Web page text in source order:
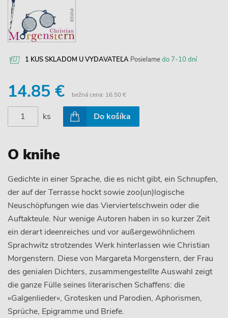
1 KUS SKLADOM U VYDAVATEĽA Posielamedo 7-10 dní
14.85 € bežná cena: 16.50 €
ks Do košíka
O knihe
Gedichte in einer Sprache, die es nicht gibt, ein Schnupfen,
der auf der Terrasse hockt sowie zoo(un)logische
Neuschöpfungen wie das Vierviertelschwein oder die
Auftakteule. Nur wenige Autoren haben in so kurzer Zeit
ein derart ideenreiches und vor außergewöhnlichem
Sprachwitz strotzendes Werk hinterlassen wie Christian
Morgenstern. Diese von Margareta Morgenstern, der Frau
des genialen Dichters, zusammengestellte Auswahl zeigt
die ganze Fülle seines literarischen Schaffens: die
»Galgenlieder«, Grotesken und Parodien, Aphorismen,
Sprüche, Epigramme und Briefe.